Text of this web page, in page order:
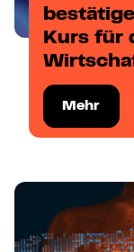
Kurs für
Mehr